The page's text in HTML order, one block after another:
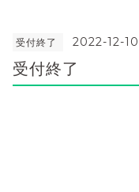
受付終了 2022-12-
受付終了